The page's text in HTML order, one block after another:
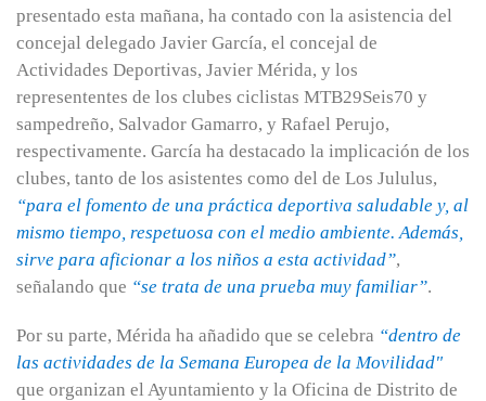
presentado esta mañana, ha contado con la asistencia del
concejal delegado Javier García, el concejal de
Actividades Deportivas, Javier Mérida, y los
represententes de los clubes ciclistas MTB29Seis70 y
sampedreño, Salvador Gamarro, y Rafael Perujo,
respectivamente. García ha destacado la implicación de los
clubes, tanto de los asistentes como del de Los Jululus,
“para el fomento de una práctica deportiva saludable y, al
mismo tiempo, respetuosa con el medio ambiente. Además,
sirve para aficionar a los niños a esta actividad”,
señalando que “se trata de una prueba muy familiar”.
Por su parte, Mérida ha añadido que se celebra “dentro de
las actividades de la Semana Europea de la Movilidad"
que organizan el Ayuntamiento y la Oficina de Distrito de